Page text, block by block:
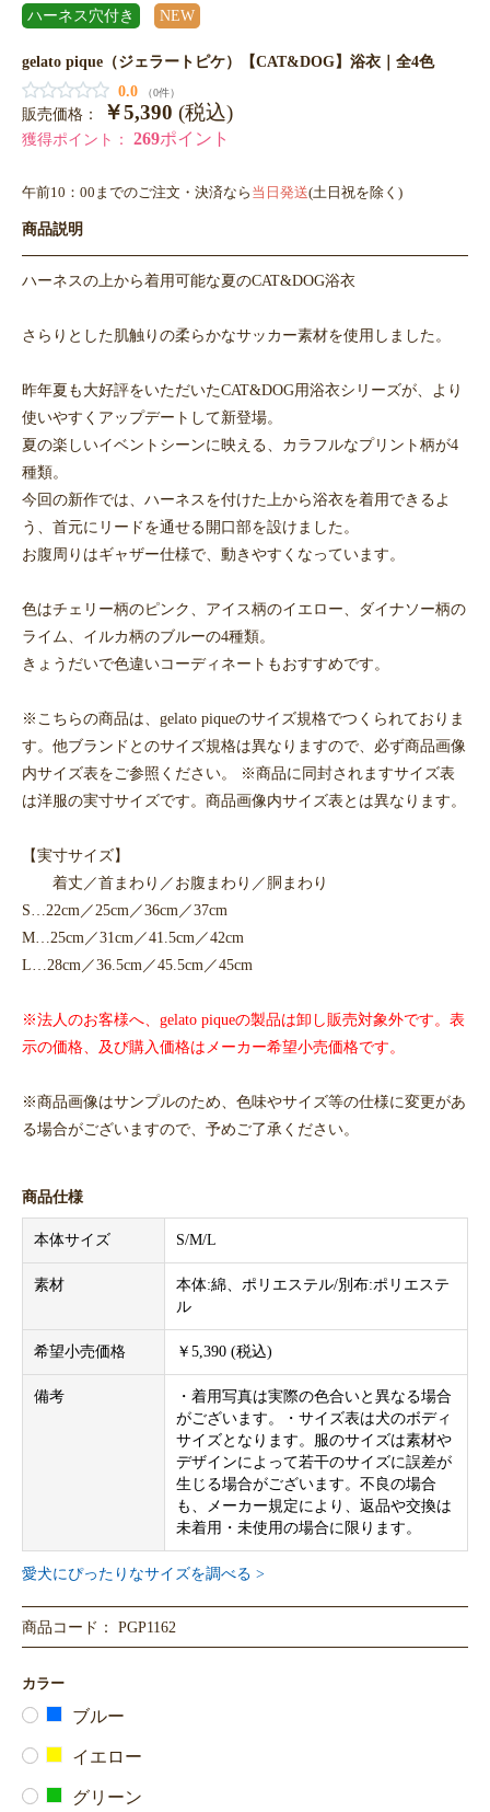
ハーネス穴付き NEW
gelato pique（ジェラートピケ）【CAT&DOG】浴衣｜全4色
0.0
（0件）
販売価格： ￥5,390 (税込)
獲得ポイント： 269ポイント
午前10：00までのご注文・決済なら 当日発送(土日祝を除く)
商品説明
ハーネスの上から着用可能な夏のCAT&DOG浴衣
さらりとした肌触りの柔らかなサッカー素材を使用しました。
昨年夏も大好評をいただいたCAT&DOG用浴衣シリーズが、より
使いやすくアップデートして新登場。
夏の楽しいイベントシーンに映える、カラフルなプリント柄が4
種類。
今回の新作では、ハーネスを付けた上から浴衣を着用できるよ
う、首元にリードを通せる開口部を設けました。
お腹周りはギャザー仕様で、動きやすくなっています。
色はチェリー柄のピンク、アイス柄のイエロー、ダイナソー柄の
ライム、イルカ柄のブルーの4種類。
きょうだいで色違いコーディネートもおすすめです。
※こちらの商品は、gelato piqueのサイズ規格でつくられておりま
す。他ブランドとのサイズ規格は異なりますので、必ず商品画像
内サイズ表をご参照ください。 ※商品に同封されますサイズ表
は洋服の実寸サイズです。商品画像内サイズ表とは異なります。
【実寸サイズ】
着丈／首まわり／お腹まわり／胴まわり
S…22cm／25cm／36cm／37cm
M…25cm／31cm／41.5cm／42cm
L…28cm／36.5cm／45.5cm／45cm
※法人のお客様へ、gelato piqueの製品は卸し販売対象外です。表
示の価格、及び購入価格はメーカー希望小売価格です。
※商品画像はサンプルのため、色味やサイズ等の仕様に変更があ
る場合がございますので、予めご了承ください。
商品仕様
本体サイズ S/M/L
素材
本体:綿、ポリエステル/別布:ポリエステ
ル
希望小売価格 ￥5,390 (税込)
備考
・着用写真は実際の色合いと異なる場合
がございます。・サイズ表は犬のボディ
サイズとなります。服のサイズは素材や
デザインによって若干のサイズに誤差が
生じる場合がございます。不良の場合
も、メーカー規定により、返品や交換は
未着用・未使用の場合に限ります。
愛犬にぴったりなサイズを調べる >
商品コード： PGP1162
カラー
ブルー
イエロー
グリーン